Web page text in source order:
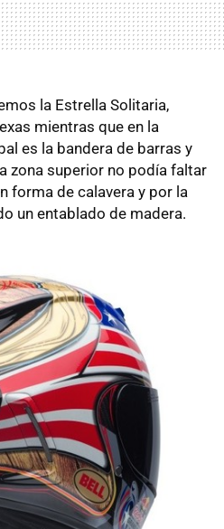
la Estrella Solitaria,
mientras que en la
es la bandera de barras y
zona superior no podía faltar
forma de calavera y por la
un entablado de madera.